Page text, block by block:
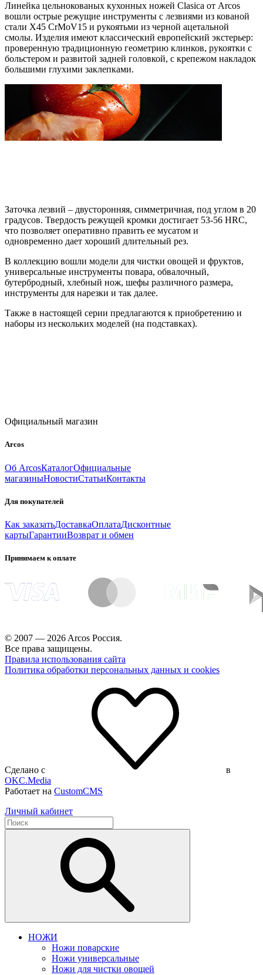
Линейка цельнокованых кухонных ножей Clasica от Arcos
вошли острые режущие инструменты с лезвиями из кованой
стали X45 CrMoV15 и рукоятьми из черной ацетальной
смолы. Изделия имеют классический европейский экстерьер:
проверенную традиционную геометрию клинков, рукоятки с
больстером и развитой задней головкой, с крепежом накладок
большими глухими заклепками.
Заточка лезвий – двусторонняя, симметричная, под углом в 20
градусов. Твердость режущей кромки достигает 53-56 HRC,
что позволяет оперативно править ее мусатом и
одновременно дает хороший длительный рез.
В коллекцию вошли модели для чистки овощей и фруктов,
универсальные инструменты повара, обвалочный,
бутербродный, хлебный нож, шефы различного размера,
инструменты для нарезки и так далее.
Также в настоящей серии предлагаются к приобретению и
наборы из нескольких моделей (на подставках).
Официальный магазин
Arcos
Об ArcosКаталогОфициальные
магазиныНовостиСтатьиКонтакты
Для покупателей
Как заказатьДоставкаОплатаДисконтные
картыГарантииВозврат и обмен
Принимаем к оплате
© 2007 — 2026 Arcos Россия.
Все права защищены.
Правила использования сайта
Политика обработки персональных данных и cookies
Сделано с
в
OKC.Media
Работает на CustomCMS
Личный кабинет
НОЖИ
Ножи поварские
Ножи универсальные
Ножи для чистки овощей